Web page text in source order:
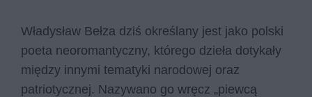
Władysław Bełza dziś określany jest jako polski
poeta neoromantyczny, którego dzieła dotykały
między innymi tematyki narodowej oraz
patriotycznej. Nazywano go wręcz „piewcą